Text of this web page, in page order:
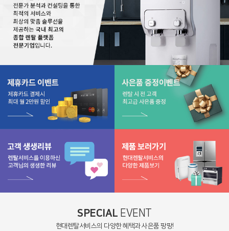
SPECIAL EVENT
현대렌탈서비스의 다양한 혜택과 사은품 팡팡!